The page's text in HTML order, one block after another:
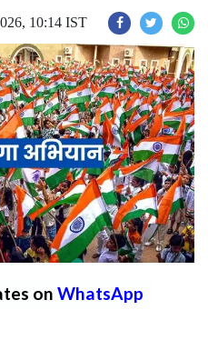
10:14 IST
on WhatsApp